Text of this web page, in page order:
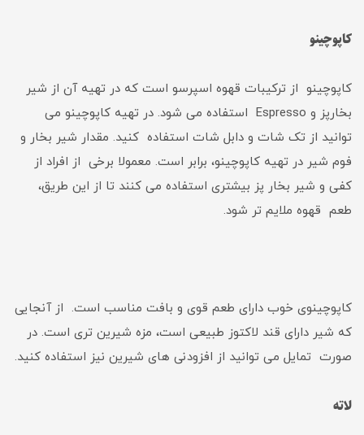
کاپوچینو
کاپوچینو از ترکیبات قهوه اسپرسو است که در تهیه آن از شیر
بخارپز و Espresso استفاده می شود. در تهیه کاپوچینو می
توانید از تک شات و دابل شات استفاده کنید. مقدار شیر بخار و
فوم شیر در تهیه کاپوچینو، برابر است. معمولا برخی از افراد از
کفی و شیر بخار پز بیشتری استفاده می کنند تا از این طریق،
طعم قهوه ملایم تر شود.
کاپوچینوی خوب دارای طعم قوی و بافت مناسب است. از آنجایی
که شیر دارای قند لاکتوز طبیعی است، مزه شیرین تری است. در
صورت تمایل می توانید از افزودنی های شیرین نیز استفاده کنید.
لاته